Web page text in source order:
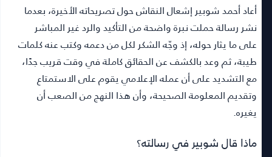
أعاد أحمد شوبير إشعال النقاش حول تصريحاته الأخيرة، بعدما
نشر رسالة حملت نبرة واضحة من التأكيد والرد غير المباشر
على ما يثار حوله، إذ وجّه الشكر لكل من دعمه وكتب عنه كلمات
طيبة، ثم وعد بالكشف عن الحقائق كاملة في وقت قريب جدًا،
مع التشديد على أن عمله الإعلامي يقوم على الاستمتاع
وتقديم المعلومة الصحيحة، وأن هذا النهج من الصعب أن
يغيره.
ماذا قال شوبير في رسالته؟